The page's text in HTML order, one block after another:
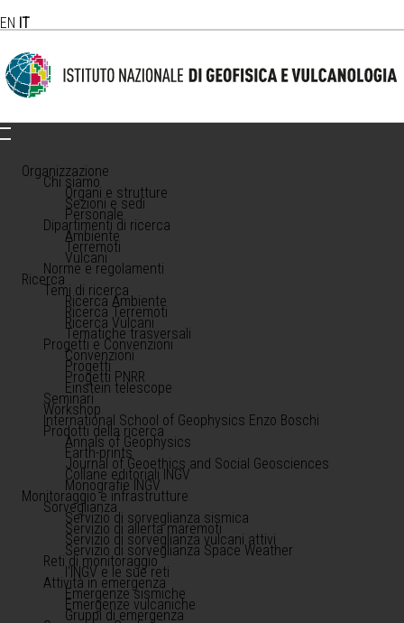
EN IT
Organizzazione
Chi siamo
Organi e strutture
Sezioni e sedi
Personale
Dipartimenti di ricerca
Ambiente
Terremoti
Vulcani
Norme e regolamenti
Ricerca
Temi di ricerca
Ricerca Ambiente
Ricerca Terremoti
Ricerca Vulcani
Tematiche trasversali
Progetti e Convenzioni
Convenzioni
Progetti
Progetti PNRR
Einstein telescope
Seminari
Workshop
International School of Geophysics Enzo Boschi
Prodotti della ricerca
Annals of Geophysics
Earth-prints
Journal of Geoethics and Social Geosciences
Collane editoriali INGV
Monografie INGV
Monitoraggio e infrastrutture
Sorveglianza
Servizio di sorveglianza sismica
Servizio di allerta maremoti
Servizio di sorveglianza vulcani attivi
Servizio di sorveglianza Space Weather
Reti di monitoraggio
l'INGV e le sue reti
Attività in emergenza
Emergenze sismiche
Emergenze vulcaniche
Gruppi di emergenza